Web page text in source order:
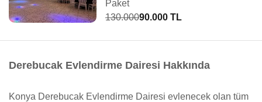
Paket
130.00090.000 TL
Derebucak Evlendirme Dairesi Hakkında
Konya Derebucak Evlendirme Dairesi evlenecek olan tüm